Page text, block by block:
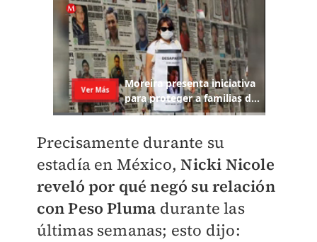
Precisamente durante su
estadía en México,Nicki Nicole
reveló por qué negó su relación
con Peso Pluma durante las
últimas semanas; esto dijo: